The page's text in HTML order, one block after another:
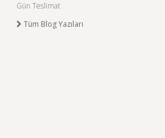
Gün Teslimat
Tüm Blog Yazıları